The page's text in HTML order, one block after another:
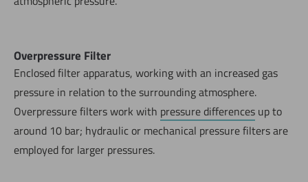
Overpressure Filter
Enclosed filter apparatus, working with an increased gas
pressure in relation to the surrounding atmosphere.
Overpressure filters work with pressure differences up to
around 10 bar; hydraulic or mechanical pressure filters are
employed for larger pressures.